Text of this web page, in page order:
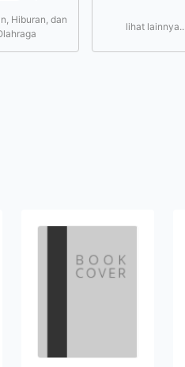
Hiburan, dan
lihat lainnya..